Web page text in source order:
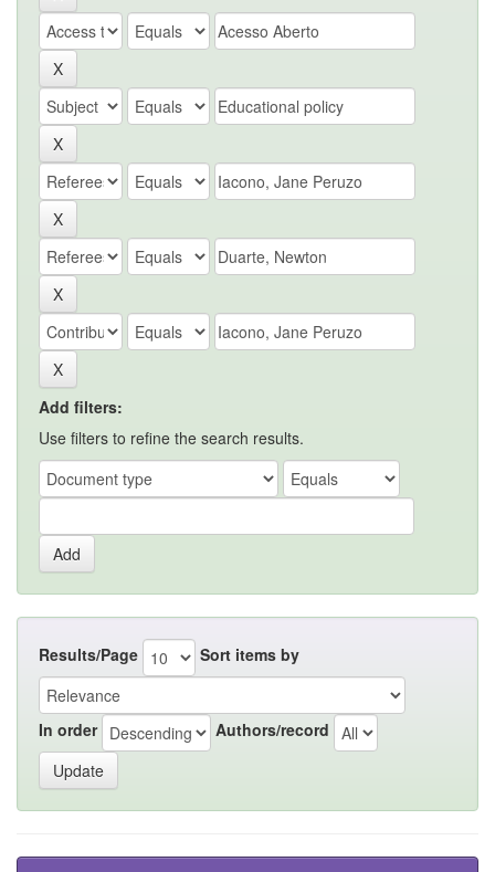
Add filters:
Use filters to refine the search results.
Results/Page Sort items by
In order Authors/record